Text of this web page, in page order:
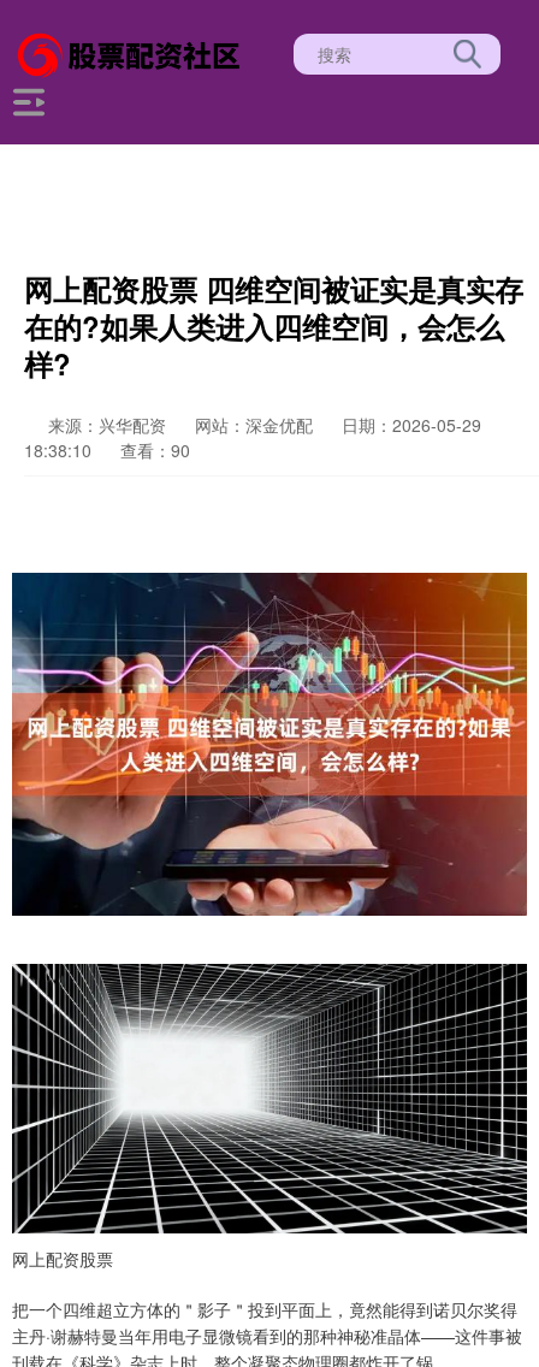
网上配资股票 四维空间被证实是真实存
在的?如果人类进入四维空间，会怎么
样?
来源：兴华配资 网站：深金优配
日期：2026-05-29
18:38:10
查看：90
网上配资股票
把一个四维超立方体的＂影子＂投到平面上，竟然能得到诺贝尔奖得
主丹·谢赫特曼当年用电子显微镜看到的那种神秘准晶体——这件事被
刊载在《科学》杂志上时，整个凝聚态物理圈都炸开了锅。